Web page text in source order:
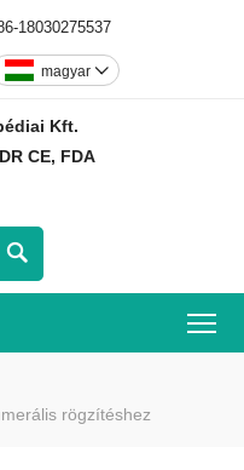
18030275537
magyar 
Kft.
CE, FDA

rögzítéshez